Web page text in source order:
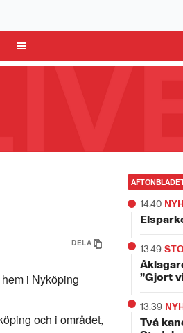
för dina data på denna webbplats.
DELA
i Nyköping
och i området,
14.40
13.49
”Gjort
13.39
Två